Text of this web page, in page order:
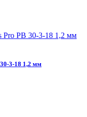
3-18 1,2 мм